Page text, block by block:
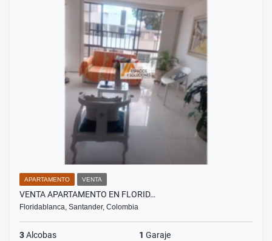
APARTAMENTO VENTA
VENTA APARTAMENTO EN FLORID…
Floridablanca, Santander, Colombia
3Alcobas 1 Garaje